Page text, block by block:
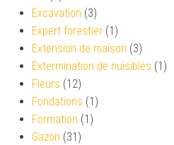
Excavation (3)
Expert forestier (1)
Extension de maison (3)
Extermination de nuisibles (1)
Fleurs (12)
Fondations (1)
Formation (1)
Gazon (31)